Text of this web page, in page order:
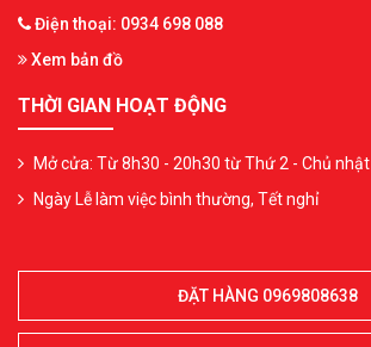
Điện thoại: 0934 698 088
Xem bản đồ
THỜI GIAN HOẠT ĐỘNG
Mở cửa: Từ 8h30 - 20h30 từ Thứ 2 - Chủ nhật
Ngày Lễ làm việc bình thường, Tết nghỉ
ĐẶT HÀNG 0969808638